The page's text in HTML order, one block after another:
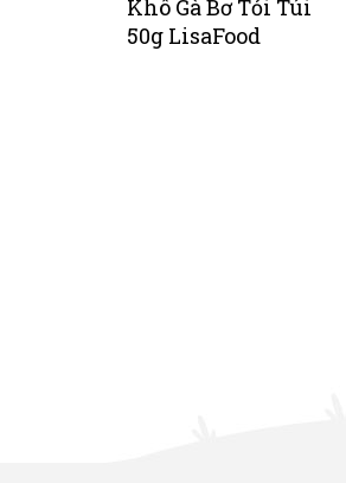
Khô Gà Bơ Tỏi Túi
50g LisaFood